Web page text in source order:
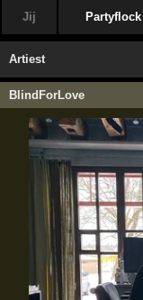
Jij Partyflock
Artiest
BlindForLove